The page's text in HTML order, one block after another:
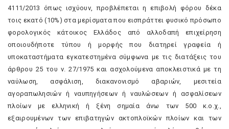
4111/2013 όπως ισχύουν, προβλέπεται η επιβολή φόρου δέκα
τοις εκατό (10%) στα μερίσματα που εισπράττει φυσικό πρόσωπο
φορολογικός κάτοικος Ελλάδος από αλλοδαπή επιχείρηση
οποιουδήποτε τύπου ή μορφής που διατηρεί γραφεία ή
υποκαταστήματα εγκατεστημένα σύμφωνα με τις διατάξεις του
άρθρου 25 του ν. 27/1975 και ασχολούμενα αποκλειστικά με τη
ναύλωση, ασφάλιση, διακανονισμό αβαριών, μεσιτεία
αγοραπωλησιών ή ναυπηγήσεων ή ναυλώσεων ή ασφαλίσεων
πλοίων με ελληνική ή ξένη σημαία άνω των 500 κ.ο.χ.,
εξαιρουμένων των επιβατηγών ακτοπλοϊκών πλοίων και των